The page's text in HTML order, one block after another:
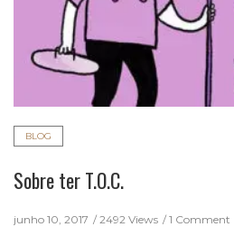
BLOG
Sobre ter T.O.C.
junho 10, 2017 2492 Views 1 Comment